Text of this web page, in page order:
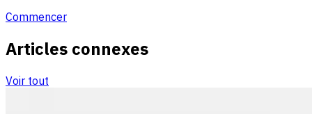
Commencer
Articles connexes
Voir tout